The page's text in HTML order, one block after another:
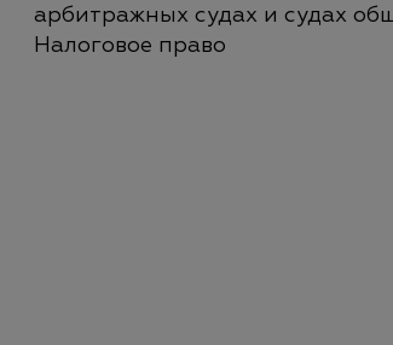
арбитражных судах и судах
Налоговое право